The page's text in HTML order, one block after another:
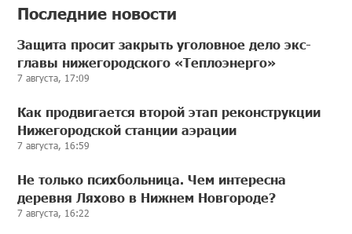
Последние новости
Защита просит закрыть уголовное дело экс-
главы нижегородского «Теплоэнерго»
7 августа, 17:09
Как продвигается второй этап реконструкции
Нижегородской станции аэрации
7 августа, 16:59
Не только психбольница. Чем интересна
деревня Ляхово в Нижнем Новгороде?
7 августа, 16:22